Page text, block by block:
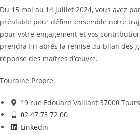
Du 15 mai au 14 juillet 2024, vous avez
préalable pour définir ensemble notre
pour votre engagement et vos
prendra fin après la remise du bilan des
réponse des maîtres d’œuvre.
Touraine Propre
19 rue Edouard Vaillant 37000 Tours
02 47 73 72 00
Linkedin